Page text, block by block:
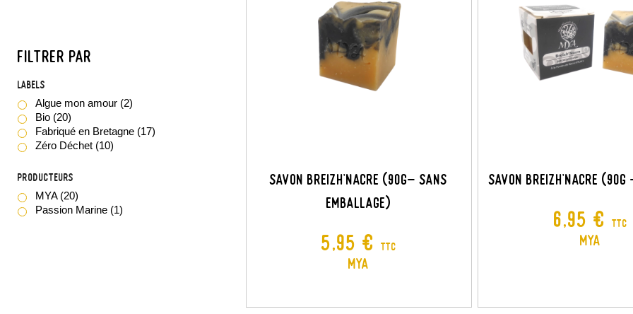
FILTRER PAR
Labels
Algue mon amour (2)
Bio (20)
Fabriqué en Bretagne (17)
Zéro Déchet (10)
Producteurs
MYA (20)
Passion Marine (1)
Savon Breizh'nacre (90G- Sans
Emballage)
Prix
5,95 € TTC
MYA
Savon Breizh'nacre
Prix
6,95 €TTC
MYA